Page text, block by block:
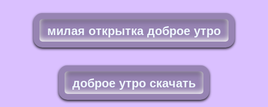
милая открытка доброе утро
доброе утро скачать